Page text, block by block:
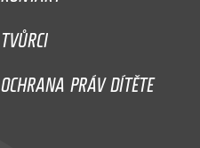
TVŮRCI
OCHRANA PRÁV DÍTĚTE